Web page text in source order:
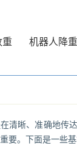
机器人降重
清晰、准确地传
要。下面是一些基